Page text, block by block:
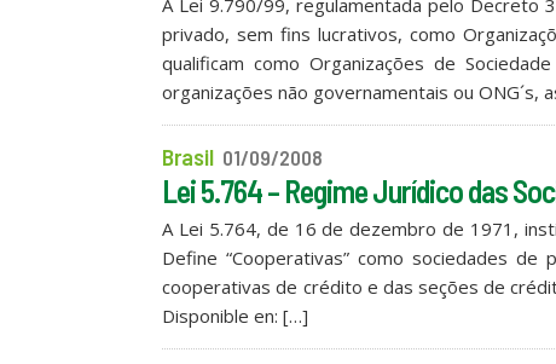
privado, sem fins lucrativos, como
qualificam como Organizações de
organizações não governamentais ou ONG´s,
Brasil 01/09/2008
Lei 5.764 – Regime Jurídico das
A Lei 5.764, de 16 de dezembro de 1971,
Define “Cooperativas” como sociedades
cooperativas de crédito e das seções de
Disponible en: […]